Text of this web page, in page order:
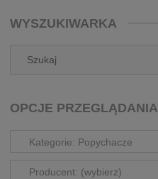
WYSZUKIWARKA
OPCJE PRZEGLĄDANIA
Kategorie: Popychacze
Producent: (wybierz)